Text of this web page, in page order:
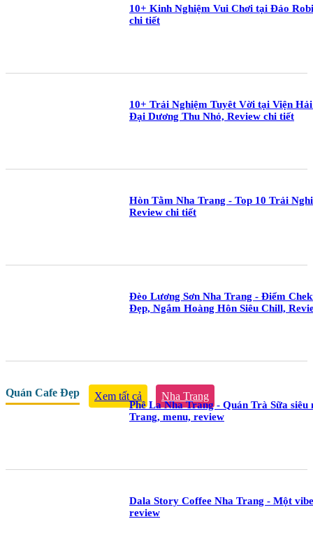
10+ Kinh Nghiệm Vui Chơi tại Đảo
chi tiết
10+ Trải Nghiệm Tuyêt Vời tại Viện
Đại Dương Thu Nhỏ, Review chi tiết
Hòn Tằm Nha Trang - Top 10 Trải
Review chi tiết
Đèo Lương Sơn Nha Trang - Điểm
Đẹp, Ngắm Hoàng Hôn Siêu Chill,
Quán Cafe Đẹp Xem tất cả Nha Trang
Phê La Nha Trang - Quán Trà Sữa
Trang, menu, review
Dala Story Coffee Nha Trang - Một
review